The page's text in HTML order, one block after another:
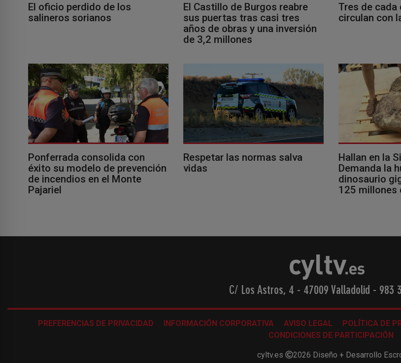
El oficio perdido de los
salineros sorianos
El Castillo de Burgos reabre
sus puertas tras casi tres
años de obras y una inversión
de 3,2 millones
Tres de
circulan con
Ponferrada consolida con
éxito su modelo de prevención
de incendios en el Monte
Pajariel
Respetar las normas salva
vidas
Hallan en la
Demanda la
dinosaurio
125 millones
C/ Los Astros, 4 - 47009 Valladolid - 983
PREFERENCIAS DE PRIVACIDAD INFORMACIÓN CORPORATIVA AVISO LEGAL POLÍTICA DE
CONDICIONES DE PARTICIPACIÓN
cyltv.es 2026 Diseño + Desarrollo